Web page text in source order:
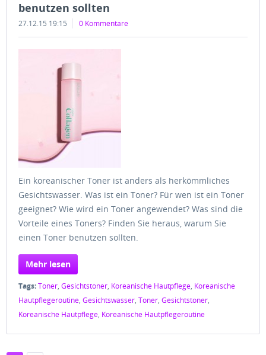
benutzen sollten
27.12.15 19:15 0 Kommentare
Ein koreanischer Toner ist anders als herkömmliches
Gesichtswasser. Was ist ein Toner? Für wen ist ein Toner
geeignet? Wie wird ein Toner angewendet? Was sind die
Vorteile eines Toners? Finden Sie heraus, warum Sie
einen Toner benutzen sollten.
Mehr lesen
Tags:Toner, Gesichtstoner, Koreanische Hautpflege, Koreanische
Hautpflegeroutine, Gesichtswasser, Toner, Gesichtstoner,
Koreanische Hautpflege, Koreanische Hautpflegeroutine